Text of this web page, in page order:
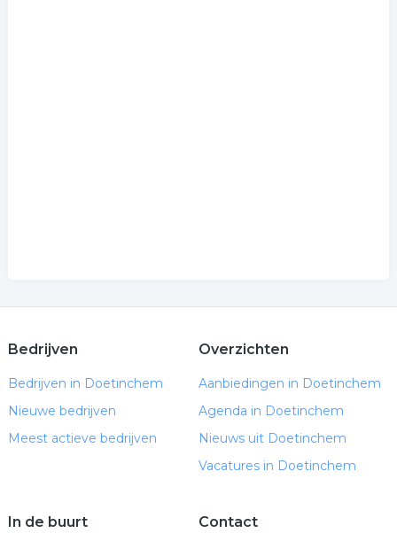
Bedrijven
Bedrijven in Doetinchem
Nieuwe bedrijven
Meest actieve bedrijven
Overzichten
Aanbiedingen in Doetinchem
Agenda in Doetinchem
Nieuws uit Doetinchem
Vacatures in Doetinchem
In de buurt Contact